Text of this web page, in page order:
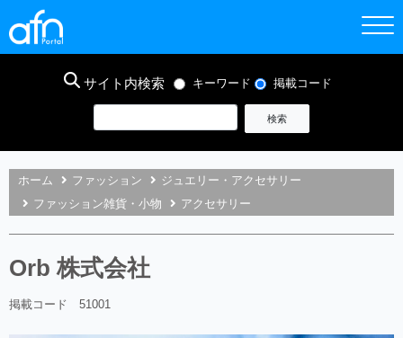
サイト内検索 キーワード 掲載コード
ホーム ファッション
ジュエリー・アクセサリー
ファッション雑貨・小物
アクセサリー
Orb 株式会社
掲載コード 51001